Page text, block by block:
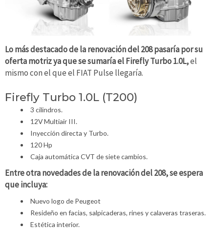
Lo más destacado de la renovación del 208 pasaría por su
oferta motriz ya que se sumaría el Firefly Turbo 1.0L,el
mismo con el que el FIAT Pulse llegaría.
Firefly Turbo 1.0L (T200)
3 cilindros.
12V Multiair III.
Inyección directa y Turbo.
120 Hp
Caja automática CVT de siete cambios.
Entre otra novedades de la renovación del 208, se espera
que incluya:
Nuevo logo de Peugeot
Resideño en facias, salpicaderas, rines y calaveras traseras.
Estética interior.